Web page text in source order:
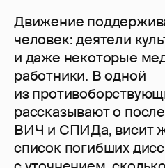
Движение
человек: деятели
и даже некоторые
работники. В одной
из
рассказывают о
ВИЧ и СПИДа, висит
список погибших